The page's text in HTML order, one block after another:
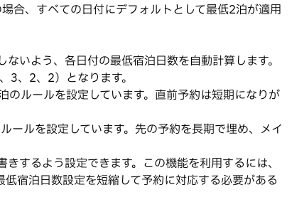
合、すべての日付にデフォルトとして最低2泊が適用
いよう、各日付の最低宿泊日数を自動計算します。
、2、2）となります。
のルールを設定しています。直前予約は短期になりが
ールを設定しています。先の予約を長期で埋め、メイ
するよう設定できます。この機能を利用するには、
宿泊日数設定を短縮して予約に対応する必要がある